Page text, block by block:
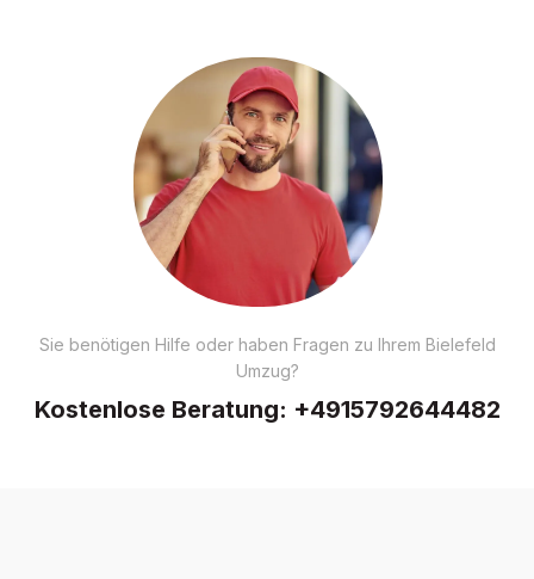
Sie benötigen Hilfe oder haben Fragen zu Ihrem Bielefeld
Umzug?
Kostenlose Beratung: +4915792644482